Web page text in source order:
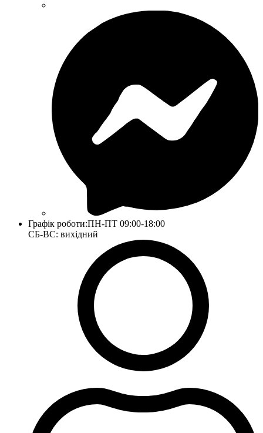
Графік роботи:ПН-ПТ 09:00-18:00
СБ-ВС: вихідний